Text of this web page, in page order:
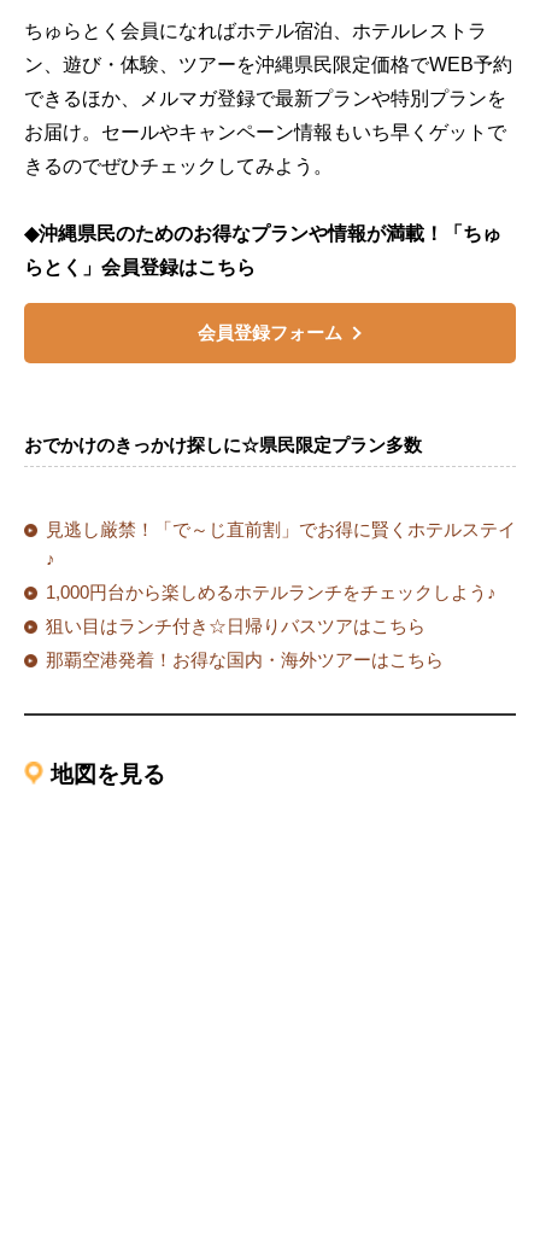
ちゅらとく会員になればホテル宿泊、ホテルレストラ
ン、遊び・体験、ツアーを沖縄県民限定価格でWEB予約
できるほか、メルマガ登録で最新プランや特別プランを
お届け。セールやキャンペーン情報もいち早くゲットで
きるのでぜひチェックしてみよう。
◆沖縄県民のためのお得なプランや情報が満載！「ちゅ
らとく」会員登録はこちら
会員登録フォーム
おでかけのきっかけ探しに☆県民限定プラン多数
見逃し厳禁！「で～じ直前割」でお得に賢くホテルステイ
♪
1,000円台から楽しめるホテルランチをチェックしよう♪
狙い目はランチ付き☆日帰りバスツアはこちら
那覇空港発着！お得な国内・海外ツアーはこちら
地図を見る